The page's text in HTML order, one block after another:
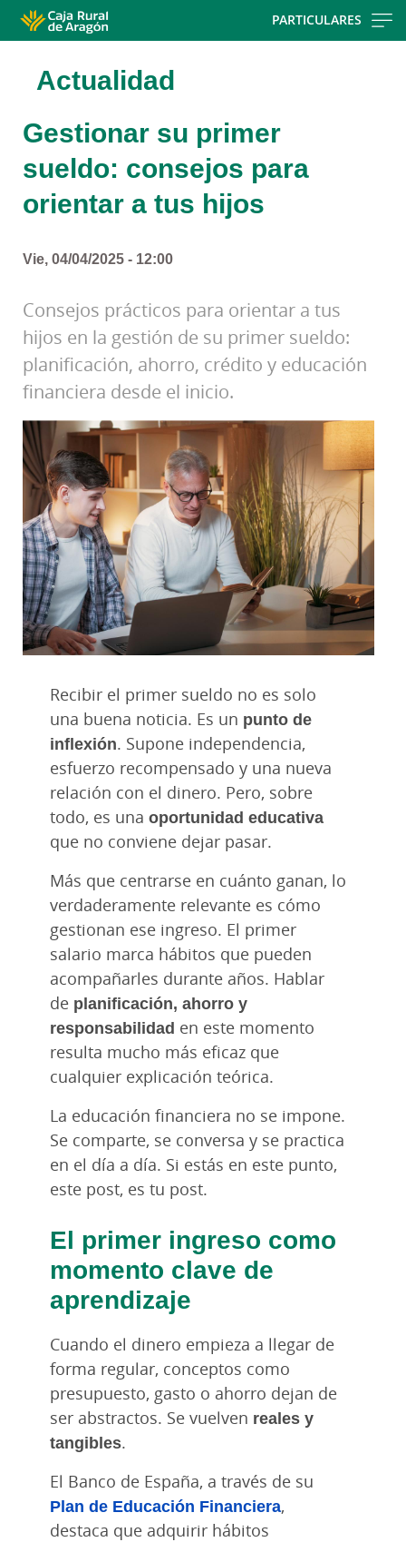
PARTICULARES
Actualidad
Gestionar su primer
sueldo: consejos para
orientar a tus hijos
Vie, 04/04/2025 - 12:00
Consejos prácticos para orientar a tus
hijos en la gestión de su primer sueldo:
planificación, ahorro, crédito y educación
financiera desde el inicio.
Recibir el primer sueldo no es solo
una buena noticia. Es un punto de
inflexión. Supone independencia,
esfuerzo recompensado y una nueva
relación con el dinero. Pero, sobre
todo, es una oportunidad educativa
que no conviene dejar pasar.
Más que centrarse en cuánto ganan, lo
verdaderamente relevante es cómo
gestionan ese ingreso. El primer
salario marca hábitos que pueden
acompañarles durante años. Hablar
de planificación, ahorro y
responsabilidad en este momento
resulta mucho más eficaz que
cualquier explicación teórica.
La educación financiera no se impone.
Se comparte, se conversa y se practica
en el día a día. Si estás en este punto,
este post, es tu post.
El primer ingreso como
momento clave de
aprendizaje
Cuando el dinero empieza a llegar de
forma regular, conceptos como
presupuesto, gasto o ahorro dejan de
ser abstractos. Se vuelven reales y
tangibles.
El Banco de España, a través de su
Plan de Educación Financiera,
destaca que adquirir hábitos